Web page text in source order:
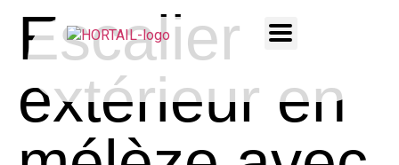
Escalier
extérieur en